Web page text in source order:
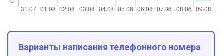
Варианты написания телефонного номера